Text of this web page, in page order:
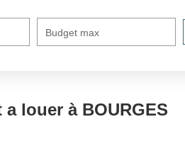
Budget max
louer à BOURGES